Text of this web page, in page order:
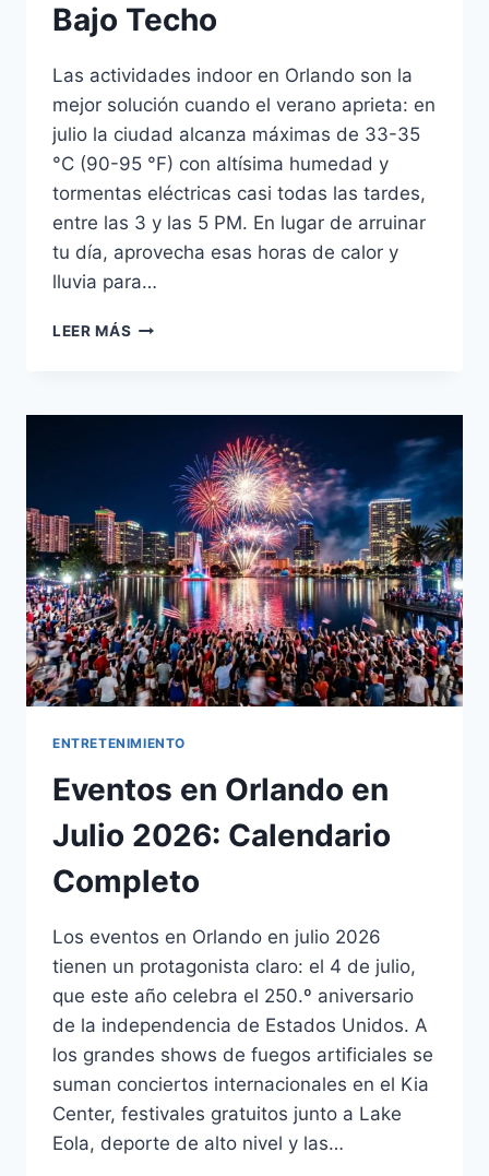
Bajo Techo
Las actividades indoor en Orlando son la
mejor solución cuando el verano aprieta: en
julio la ciudad alcanza máximas de 33-35
°C (90-95 °F) con altísima humedad y
tormentas eléctricas casi todas las tardes,
entre las 3 y las 5 PM. En lugar de arruinar
tu día, aprovecha esas horas de calor y
lluvia para…
LEER MÁS ACTIVIDADES
VERANO
TECHO
ENTRETENIMIENTO
Eventos en Orlando en
Julio 2026: Calendario
Completo
Los eventos en Orlando en julio 2026
tienen un protagonista claro: el 4 de julio,
que este año celebra el 250.º aniversario
de la independencia de Estados Unidos. A
los grandes shows de fuegos artificiales se
suman conciertos internacionales en el Kia
Center, festivales gratuitos junto a Lake
Eola, deporte de alto nivel y las…